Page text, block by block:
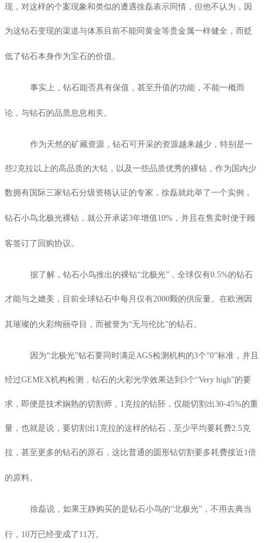
现，对这样的个案现象和类似的遭遇徐磊表示同情，但他不认为，因
为这钻石变现的渠道与体系目前不能同黄金等贵金属一样健全，而贬
低了钻石本身作为宝石的价值。
事实上，钻石能否具有保值，甚至升值的功能，不能一概而
论，与钻石的品质息息相关。
作为天然的矿藏资源，钻石可开采的资源越来越少，特别是一
些2克拉以上的高品质的大钻，以及一些品质优秀的裸钻，作为国内少
数拥有国际三家钻石分级资格认证的专家，徐磊就此举了一个实例，
钻石小鸟北极光裸钻，就公开承诺3年增值10% ，并且在售卖时便于顾
客签订了回购协议。
据了解，钻石小鸟推出的裸钻“北极光”，全球仅有0.5%的钻石
才能与之媲美，目前全球钻石中每月仅有2000颗的供应量。在欧洲因
其璀璨的火彩绚丽夺目，而被誉为“无与伦比”的钻石。
因为“北极光”钻石要同时满足 AGS检测机构的3个“0”标准，并且
经过GEMEX机构检测，钻石的火彩光学效果达到 3个“Very high”的要
求，即便是技术娴熟的切割师， 1 克拉的钻胚，仅能切割出30-45%的重
量，也就是说，要切割出 1 克拉的这样的钻石，至少平均要耗费2.5克
拉，甚至更多的钻石的原石，这比普通的圆形钻切割要多耗费接近1 倍
的原料。
徐磊说，如果王静购买的是钻石小鸟的“北极光”，不用去典当
行， 10万已经变成了 11 万。